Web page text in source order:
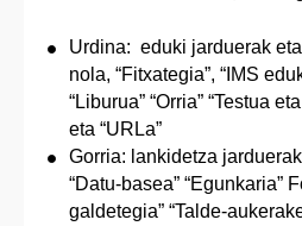
Urdina: eduki jarduerak
nola, “Fitxategia”, “IMS
“Liburua” “Orria” “Testua
eta “URLa”
Gorria: lankidetza
“Datu-basea” “Egunkaria”
galdetegia” “Talde-